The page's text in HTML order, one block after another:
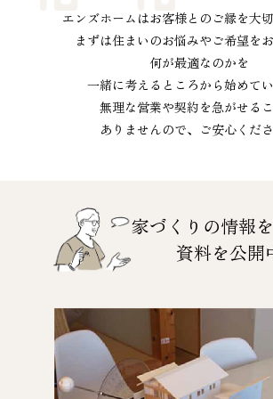
エンズホームはお客様とのご縁を大切
まずは住まいのお悩みやご希望をお
何が最適なのかを
一緒に考えるところから始めてい
無理な営業や契約を急がせる
ありませんので、ご安心くださ
家づくりの情報
資料を公開